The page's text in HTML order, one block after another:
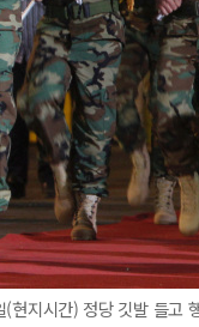
현지시간) 정당 깃발 들고